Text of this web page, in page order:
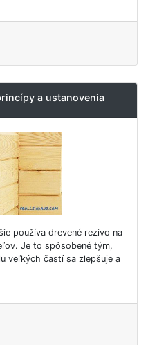
a ustanovenia
používa drevené rezivo na
Je to spôsobené tým,
veľkých častí sa zlepšuje a